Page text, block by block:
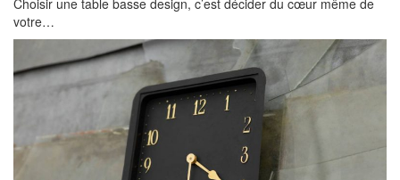
Choisir une table basse design, c’est décider du cœur même de
votre…